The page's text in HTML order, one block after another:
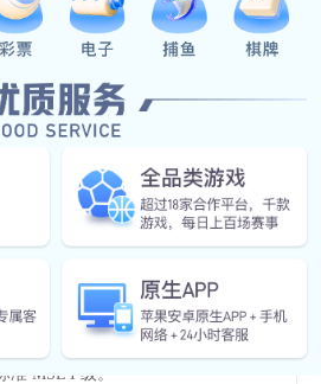
产品规格
，TYP为 7 V IF = 5 mA 时的短路电
= 3，750Vrms ）
至100°C。
准 MSL I 级。